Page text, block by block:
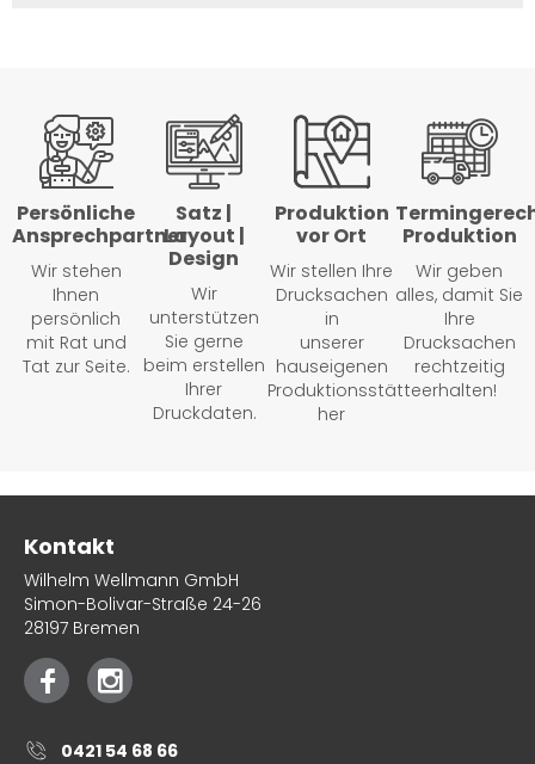
Persönliche
Ansprechpartner
Wir stehen
Ihnen
persönlich
mit Rat und
Tat zur Seite.
Satz |
Layout |
Design
Wir
unterstützen
Sie gerne
beim erstellen
Ihrer
Druckdaten.
Produktion
vor Ort
Wir stellen Ihre
Drucksachen
in
unserer
hauseigenen
Produktionsstätte
her
Produktion
Wir geben
alles, damit Sie
Ihre
Drucksachen
rechtzeitig
erhalten!
Kontakt
Wilhelm Wellmann GmbH
Simon-Bolivar-Straße 24-26
28197 Bremen
0421 54 68 66